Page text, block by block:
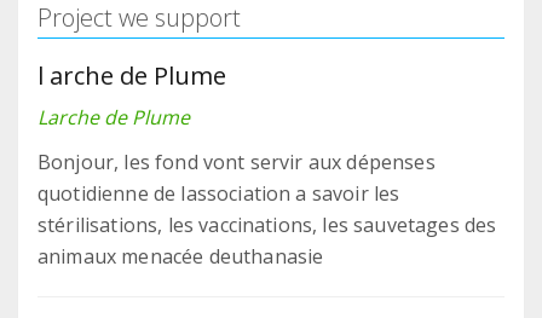
Project we support
l arche de Plume
Larche de Plume
Bonjour, les fond vont servir aux dépenses
quotidienne de lassociation a savoir les
stérilisations, les vaccinations, les sauvetages des
animaux menacée deuthanasie